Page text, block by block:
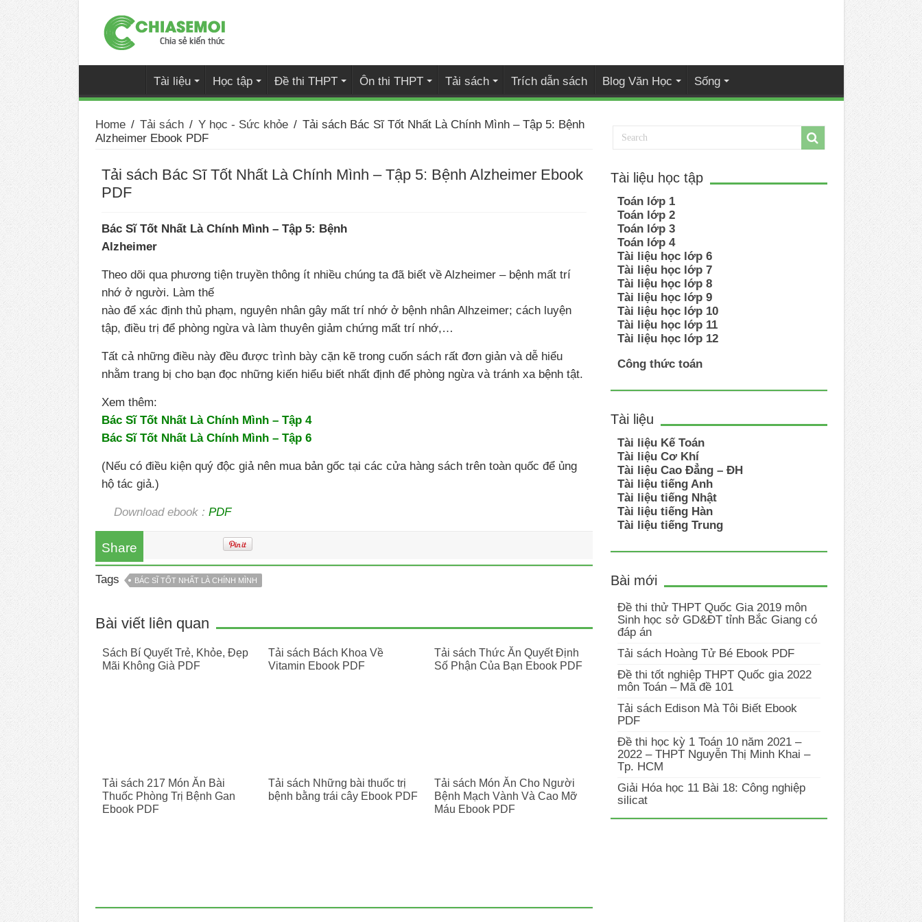
Tài liệu Học tập Đề thi THPT Ôn thi THPT Tải sách Trích dẫn sách Blog Văn Học Sống
Home / Tải sách / Y học - Sức khỏe / Tải sách Bác Sĩ Tốt Nhất Là Chính Mình – Tập 5: Bệnh
Alzheimer Ebook PDF
Tải sách Bác Sĩ Tốt Nhất Là Chính Mình – Tập 5: Bệnh Alzheimer Ebook
PDF
Bác Sĩ Tốt Nhất Là Chính Mình – Tập 5: Bệnh
Alzheimer
Theo dõi qua phương tiện truyền thông ít nhiều chúng ta đã biết về Alzheimer – bệnh mất trí
nhớ ở người. Làm thế
nào để xác định thủ phạm, nguyên nhân gây mất trí nhớ ở bệnh nhân Alhzeimer; cách luyện
tập, điều trị để phòng ngừa và làm thuyên giảm chứng mất trí nhớ,…
Tất cả những điều này đều được trình bày cặn kẽ trong cuốn sách rất đơn giản và dễ hiểu
nhằm trang bị cho bạn đọc những kiến hiểu biết nhất định để phòng ngừa và tránh xa bệnh tật.
Xem thêm:
Bác Sĩ Tốt Nhất Là Chính Mình – Tập 4
Bác Sĩ Tốt Nhất Là Chính Mình – Tập 6
(Nếu có điều kiện quý độc giả nên mua bản gốc tại các cửa hàng sách trên toàn quốc để ủng
hộ tác giả.)
Download ebook : PDF
Share
Tags BÁC SĨ TỐT NHẤT LÀ CHÍNH MÌNH
Bài viết liên quan
Sách Bí Quyết Trẻ, Khỏe, Đẹp
Mãi Không Già PDF
Tải sách Bách Khoa Về
Vitamin Ebook PDF
Tải sách Thức Ăn Quyết Định
Số Phận Của Bạn Ebook PDF
Tải sách 217 Món Ăn Bài
Thuốc Phòng Trị Bệnh Gan
Ebook PDF
Tải sách Những bài thuốc trị
bệnh bằng trái cây Ebook PDF
Tải sách Món Ăn Cho Người
Bệnh Mạch Vành Và Cao Mỡ
Máu Ebook PDF
Tài liệu học tập
Toán lớp 1
Toán lớp 2
Toán lớp 3
Toán lớp 4
Tài liệu học lớp 6
Tài liệu học lớp 7
Tài liệu học lớp 8
Tài liệu học lớp 9
Tài liệu học lớp 10
Tài liệu học lớp 11
Tài liệu học lớp 12
Công thức toán
Tài liệu
Tài liệu Kế Toán
Tài liệu Cơ Khí
Tài liệu Cao Đẳng – ĐH
Tài liệu tiếng Anh
Tài liệu tiếng Nhật
Tài liệu tiếng Hàn
Tài liệu tiếng Trung
Bài mới
Đề thi thử THPT Quốc Gia 2019 môn
Sinh học sở GD&ĐT tỉnh Bắc Giang có
đáp án
Tải sách Hoàng Tử Bé Ebook PDF
Đề thi tốt nghiệp THPT Quốc gia 2022
môn Toán – Mã đề 101
Tải sách Edison Mà Tôi Biết Ebook
PDF
Đề thi học kỳ 1 Toán 10 năm 2021 –
2022 – THPT Nguyễn Thị Minh Khai –
Tp. HCM
Giải Hóa học 11 Bài 18: Công nghiệp
silicat